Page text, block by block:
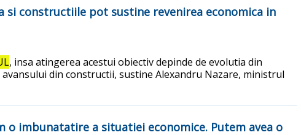
si constructiile pot sustine revenirea economica in
, insa atingerea acestui obiectiv depinde de evolutia din
din constructii, sustine Alexandru Nazare, ministrul
o imbunatatire a situatiei economice. Putem avea o